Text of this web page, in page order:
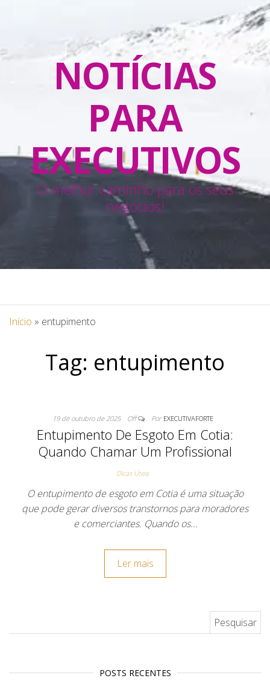
NOTÍCIAS
PARA
EXECUTIVOS
O melhor caminho para os seus
negócios!
Início » entupimento
Tag: entupimento
19 de outubro de 2025 Off Por EXECUTIVAFORTE
Entupimento De Esgoto Em Cotia:
Quando Chamar Um Profissional
Dicas Úteis
O entupimento de esgoto em Cotia é uma situação
que pode gerar diversos transtornos para moradores
e comerciantes. Quando os…
Ler mais
POSTS RECENTES